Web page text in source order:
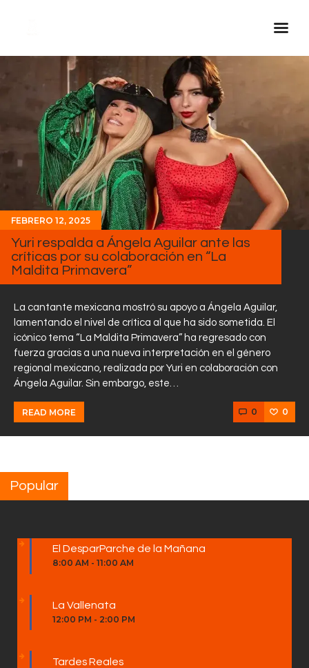
Inicio Real FM
Streaming
En Vivo
Descarga La APP
Programas
Noticias
Equipo
Sobre Nosotros
Contactos
FEBRERO 12, 2025
Yuri respalda a Ángela Aguilar ante las
críticas por su colaboración en “La
Maldita Primavera”
La cantante mexicana mostró su apoyo a Ángela Aguilar,
lamentando el nivel de crítica al que ha sido sometida. El
icónico tema “La Maldita Primavera” ha regresado con
fuerza gracias a una nueva interpretación en el género
regional mexicano, realizada por Yuri en colaboración con
Ángela Aguilar. Sin embargo, este…
READ MORE 0 0
Popular
El DesparParche de la Mañana
8:00 AM - 11:00 AM
La Vallenata
12:00 PM - 2:00 PM
Tardes Reales